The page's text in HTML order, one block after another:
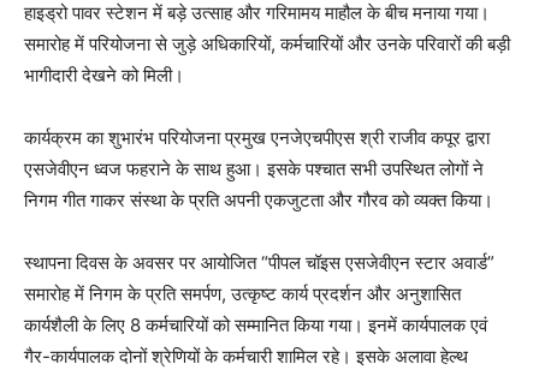
हाइड्रो पावर स्टेशन में बड़े उत्साह और गरिमामय माहौल के बीच मनाया गया।
समारोह में परियोजना से जुड़े अधिकारियों, कर्मचारियों और उनके परिवारों की बड़ी
भागीदारी देखने को मिली।
कार्यक्रम का शुभारंभ परियोजना प्रमुख एनजेएचपीएस श्री राजीव कपूर द्वारा
एसजेवीएन ध्वज फहराने के साथ हुआ। इसके पश्चात सभी उपस्थित लोगों ने
निगम गीत गाकर संस्था के प्रति अपनी एकजुटता और गौरव को व्यक्त किया।
स्थापना दिवस के अवसर पर आयोजित “पीपल चॉइस एसजेवीएन स्टार अवार्ड”
समारोह में निगम के प्रति समर्पण, उत्कृष्ट कार्य प्रदर्शन और अनुशासित
कार्यशैली के लिए 8 कर्मचारियों को सम्मानित किया गया। इनमें कार्यपालक एवं
गैर-कार्यपालक दोनों श्रेणियों के कर्मचारी शामिल रहे। इसके अलावा हेल्थ